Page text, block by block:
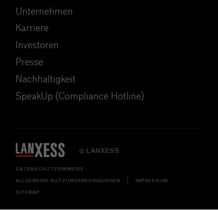
Unternehmen
Karriere
Investoren
Presse
Nachhaltigkeit
SpeakUp (Compliance Hotline)
© LANXESS
DATENSCHUTZHINWEISE
ALLGEMEINE NUTZUNGSBEDINGUNGEN IMPRESSUM
SITEMAP